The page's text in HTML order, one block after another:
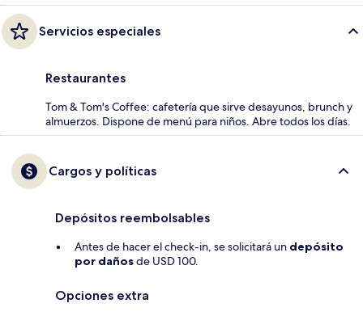
Servicios especiales
Restaurantes
Tom & Tom's Coffee: cafetería que sirve desayunos, brunch y
almuerzos. Dispone de menú para niños. Abre todos los días.
Cargos y políticas
Depósitos reembolsables
Antes de hacer el check-in, se solicitará un depósito
por dañosde USD 100.
Opciones extra